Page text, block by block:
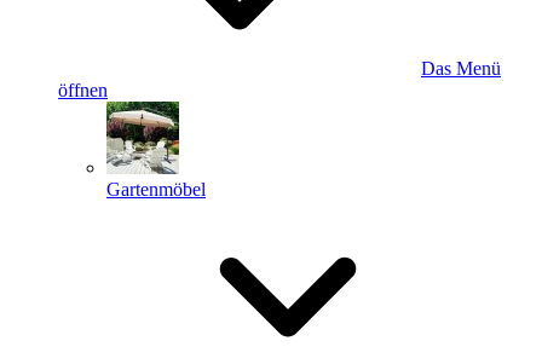
Das Menü
öffnen
Gartenmöbel